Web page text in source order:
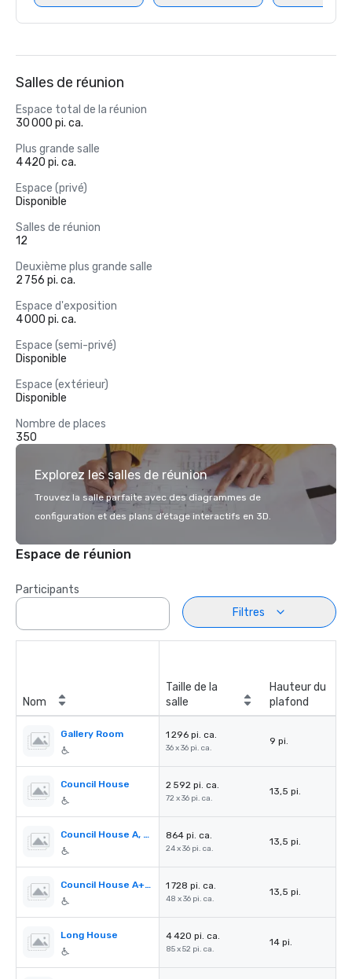
Salles de réunion
Espace total de la réunion
30 000 pi. ca.
Plus grande salle
4 420 pi. ca.
Espace (privé)
Disponible
Salles de réunion
12
Deuxième plus grande salle
2 756 pi. ca.
Espace d'exposition
4 000 pi. ca.
Espace (semi-privé)
Disponible
Espace (extérieur)
Disponible
Nombre de places
350
Explorez les salles de réunion
Trouvez la salle parfaite avec des diagrammes de
configuration et des plans d’étage interactifs en 3D.
Espace de réunion
Participants
Filtres
Nom
Taille de la
salle
Hauteur du
plafond
Gallery Room 1 296 pi. ca.
36 x 36 pi. ca.
9 pi.
Council House 2 592 pi. ca.
72 x 36 pi. ca.
13,5 pi.
Council House A, B or C 864 pi. ca.
24 x 36 pi. ca.
13,5 pi.
Council House A+B or B+C 1 728 pi. ca.
48 x 36 pi. ca.
13,5 pi.
Long House 4 420 pi. ca.
85 x 52 pi. ca.
14 pi.